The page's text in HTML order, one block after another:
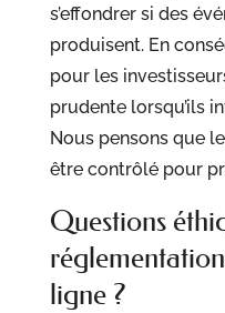
s’effondrer si des
produisent. En
pour les
prudente lorsqu’ils
Nous pensons que
être contrôlé pour
Questions
ligne ?